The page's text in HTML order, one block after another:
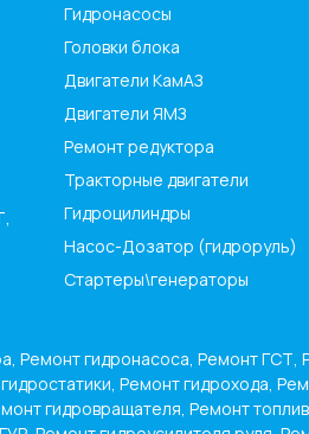
Гидронасосы
Головки блока
Двигатели КамАЗ
Двигатели ЯМЗ
Ремонт редуктора
Тракторные двигатели
Гидроцилиндры
Насос-Дозатор (гидроруль)
Стартеры\генераторы
Ремонт гидронасоса, Ремонт ГСТ,
Ремонт гидрохода,
гидровращателя, Ремонт